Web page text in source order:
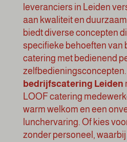
leveranciers in Leiden
aan kwaliteit en
biedt diverse concepten
specifieke behoeften van
catering met bedienend
bedrijfscatering Leiden
LOOF catering
warm welkom en een
lunchervaring. Of kies
zonder personeel,